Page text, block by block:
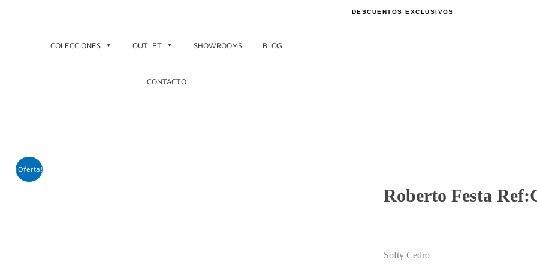
COLECCIONES OUTLET SHOWROOMS BLOG
CONTACTO
¡Oferta!
Roberto Festa
Softy Cedro